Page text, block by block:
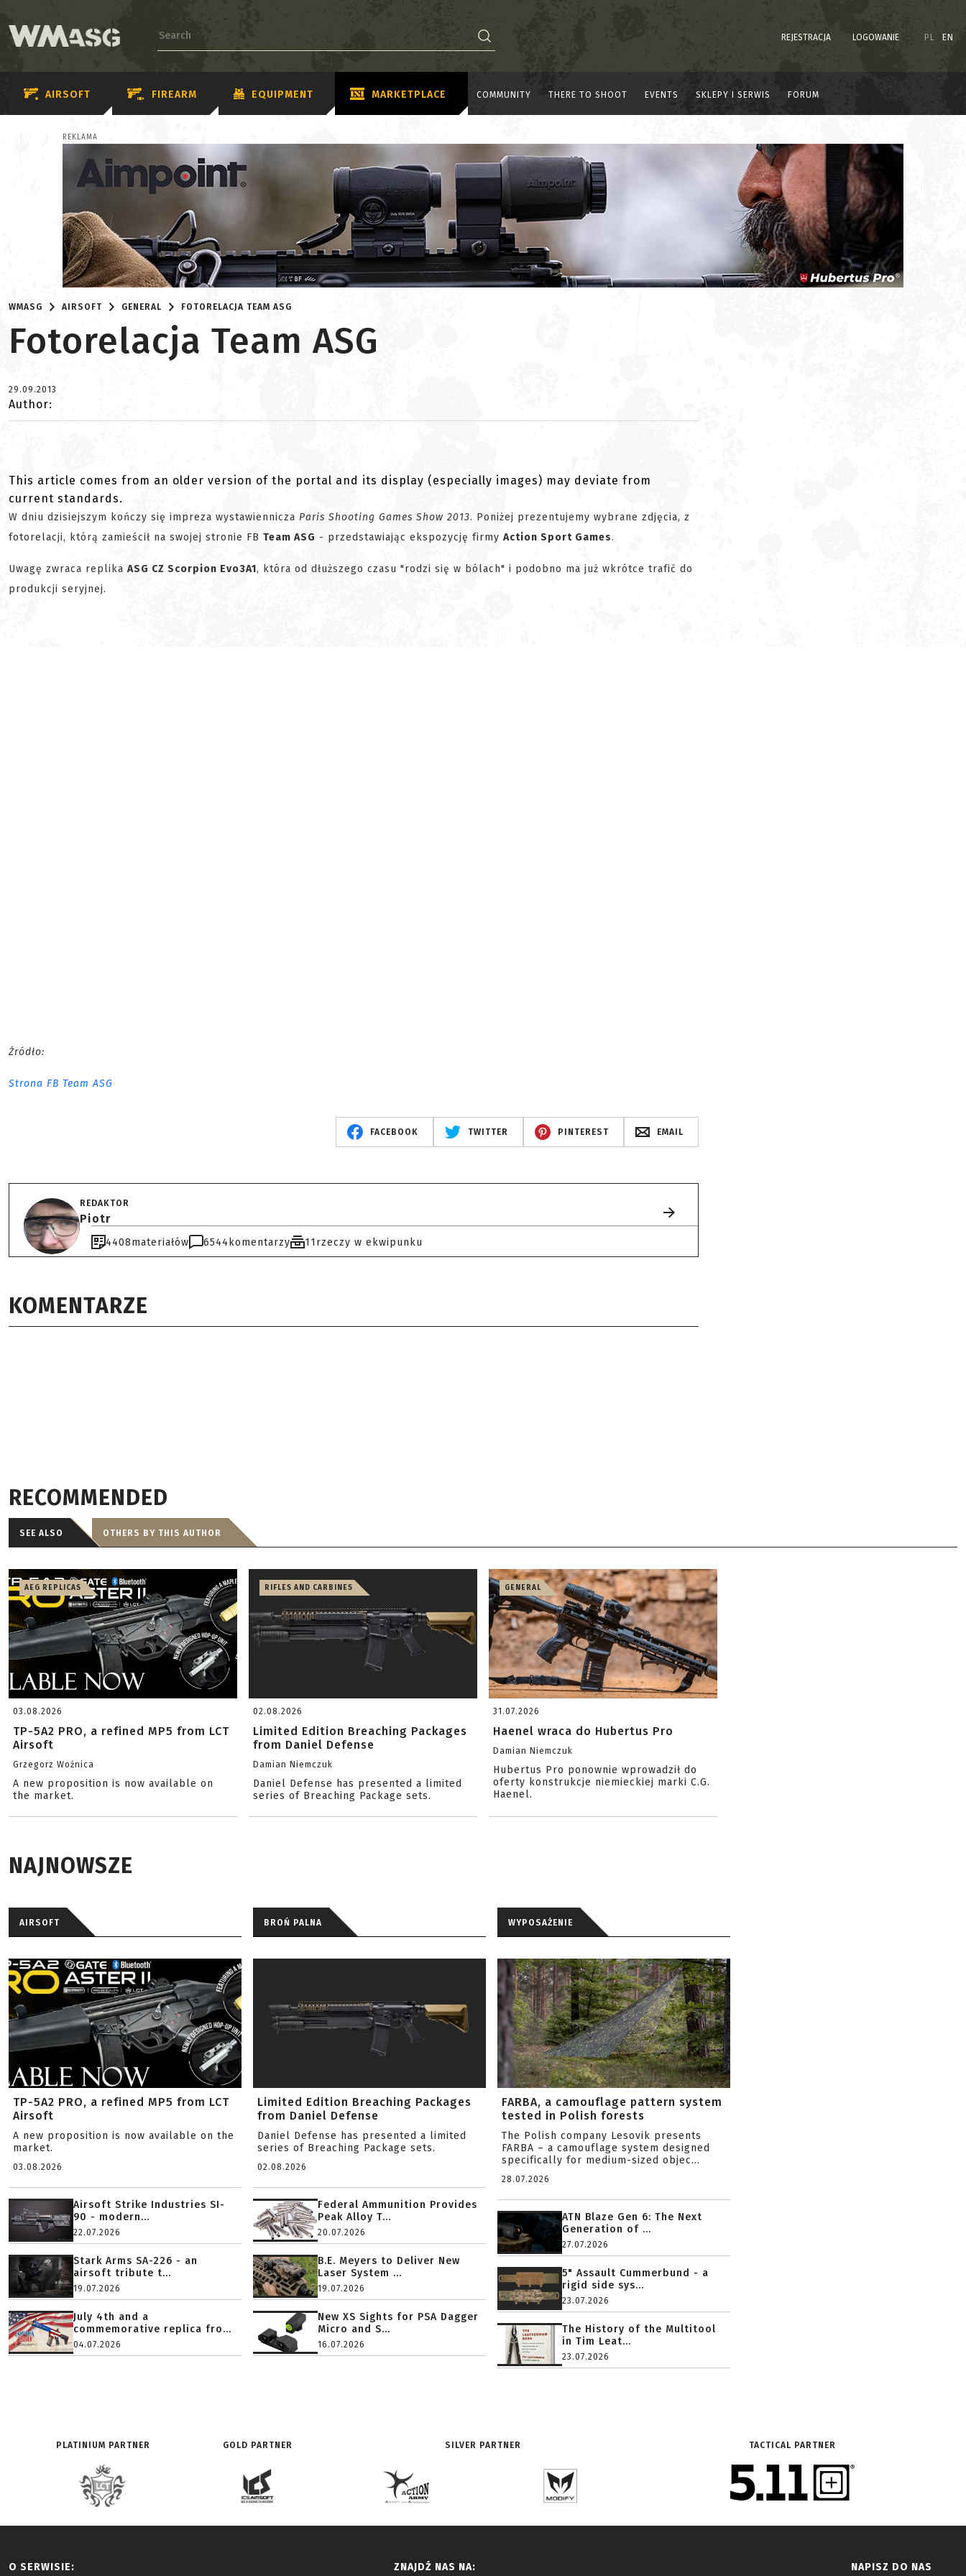
REJESTRACJA LOGOWANIE PL EN
AIRSOFT FIREARM EQUIPMENT MARKETPLACE COMMUNITY THERE TO SHOOT EVENTS SKLEPY I SERWIS FORUM
REKLAMA
WMASG AIRSOFT GENERAL FOTORELACJA TEAM ASG
Fotorelacja Team ASG
29.09.2013
Author:
This article comes from an older version of the portal and its display (especially images) may deviate from
current standards.
W dniu dzisiejszym kończy się impreza wystawiennicza Paris Shooting Games Show 2013. Poniżej prezentujemy wybrane zdjęcia, z
fotorelacji, którą zamieścił na swojej stronie FB Team ASG - przedstawiając ekspozycję firmy Action Sport Games.
Uwagę zwraca replika ASG CZ Scorpion Evo3A1, która od dłuższego czasu "rodzi się w bólach" i podobno ma już wkrótce trafić do
produkcji seryjnej.
Źródło:
Strona FB Team ASG
FACEBOOK TWITTER PINTEREST EMAIL
REDAKTOR
Piotr
4408materiałów 6544 komentarzy 11rzeczy w ekwipunku
KOMENTARZE
RECOMMENDED
SEE ALSO OTHERS BY THIS AUTHOR
AEG REPLICAS
03.08.2026
TP-5A2 PRO, a refined MP5 from LCT
Airsoft
Grzegorz Woźnica
A new proposition is now available on
the market.
RIFLES AND CARBINES
02.08.2026
Limited Edition Breaching Packages
from Daniel Defense
Damian Niemczuk
Daniel Defense has presented a limited
series of Breaching Package sets.
GENERAL
31.07.2026
Haenel wraca do Hubertus Pro
Damian Niemczuk
Hubertus Pro ponownie wprowadził do
oferty konstrukcje niemieckiej marki C.G.
Haenel.
NAJNOWSZE
AIRSOFT
TP-5A2 PRO, a refined MP5 from LCT
Airsoft
A new proposition is now available on the
market.
03.08.2026
Airsoft Strike Industries SI-
90 - modern...
22.07.2026
Stark Arms SA-226 - an
airsoft tribute t...
19.07.2026
July 4th and a
commemorative replica fro...
04.07.2026
BROŃ PALNA
Limited Edition Breaching Packages
from Daniel Defense
Daniel Defense has presented a limited
series of Breaching Package sets.
02.08.2026
Federal Ammunition Provides
Peak Alloy T...
20.07.2026
B.E. Meyers to Deliver New
Laser System ...
19.07.2026
New XS Sights for PSA Dagger
Micro and S...
16.07.2026
WYPOSAŻENIE
FARBA, a camouflage pattern system
tested in Polish forests
The Polish company Lesovik presents
FARBA – a camouflage system designed
specifically for medium-sized objec...
28.07.2026
ATN Blaze Gen 6: The Next
Generation of ...
27.07.2026
5" Assault Cummerbund - a
rigid side sys...
23.07.2026
The History of the Multitool
in Tim Leat...
23.07.2026
PLATINIUM PARTNER GOLD PARTNER SILVER PARTNER TACTICAL PARTNER
O SERWISIE: ZNAJDŹ NAS NA: NAPISZ DO NAS